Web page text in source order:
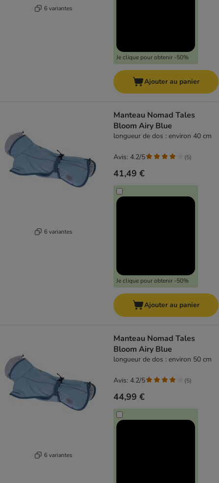
6 variantes
Je clique pour obtenir -50%
Ajouter au panier
6 variantes
Manteau Nomad Tales
Bloom Airy Blue
longueur de dos : environ 40 cm
41,49 €
Je clique pour obtenir -50%
Avis: 4.2/5 (5)
Ajouter au panier
6 variantes
Manteau Nomad Tales
Bloom Airy Blue
longueur de dos : environ 50 cm
44,99 €
Avis: 4.2/5 (5)